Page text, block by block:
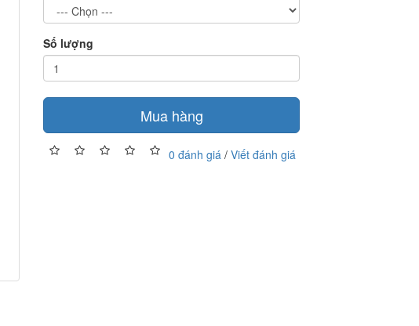
Số lượng
Mua hàng
0 đánh giá /Viết đánh giá